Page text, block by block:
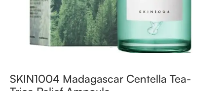
SKIN1004 Madagascar Centella Tea-